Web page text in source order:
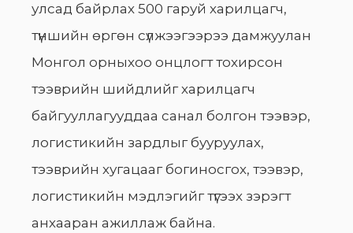
улсад байрлах 500 гаруй харилцагч,
түншийн өргөн сүлжээгээрээ дамжуулан
Монгол орныхоо онцлогт тохирсон
тээврийн шийдлийг харилцагч
байгууллагууддаа санал болгон тээвэр,
логистикийн зардлыг бууруулах,
тээврийн хугацааг богиносгох, тээвэр,
логистикийн мэдлэгийг түгээх зэрэгт
анхааран ажиллаж байна.